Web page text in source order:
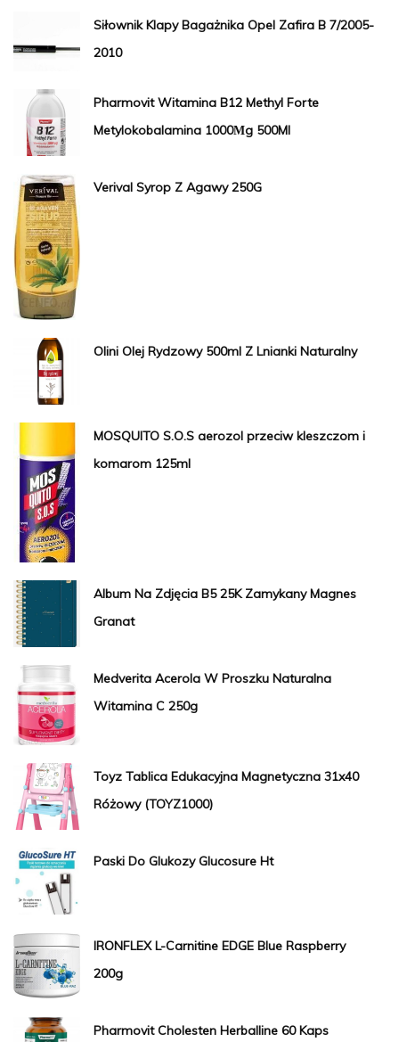
Siłownik Klapy Bagażnika Opel Zafira B 7/2005-
2010
Pharmovit Witamina B12 Methyl Forte
Metylokobalamina 1000Μg 500Ml
Verival Syrop Z Agawy 250G
Olini Olej Rydzowy 500ml Z Lnianki Naturalny
MOSQUITO S.O.S aerozol przeciw kleszczom i
komarom 125ml
Album Na Zdjęcia B5 25K Zamykany Magnes
Granat
Medverita Acerola W Proszku Naturalna
Witamina C 250g
Toyz Tablica Edukacyjna Magnetyczna 31x40
Różowy (TOYZ1000)
Paski Do Glukozy Glucosure Ht
IRONFLEX L-Carnitine EDGE Blue Raspberry
200g
Pharmovit Cholesten Herballine 60 Kaps